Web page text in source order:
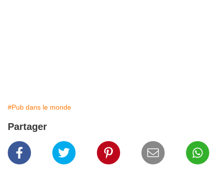
#Pub dans le monde
Partager